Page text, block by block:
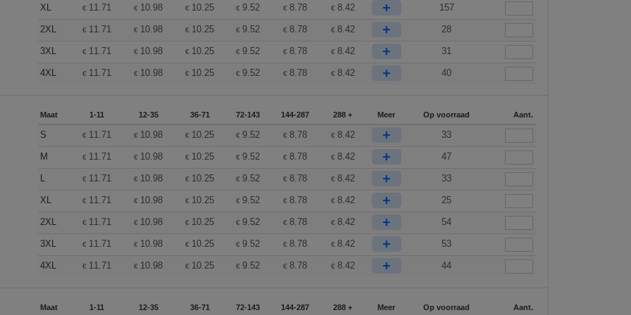
XL € 11.71 € 10.98 € 10.25 € 9.52 €8.78 € 8.42 + 157
2XL € 11.71 € 10.98 € 10.25 € 9.52 €8.78 € 8.42 + 28
3XL € 11.71 € 10.98 € 10.25 € 9.52 €8.78 € 8.42 + 31
4XL € 11.71 € 10.98 € 10.25 € 9.52 €8.78 € 8.42 + 40
Maat 1-11 12-35 36-71 72-143 144-287 288 + Meer Op voorraad Aant.
S € 11.71 € 10.98 € 10.25 € 9.52 €8.78 € 8.42 + 33
M € 11.71 € 10.98 € 10.25 € 9.52 €8.78 € 8.42 + 47
L € 11.71 € 10.98 € 10.25 € 9.52 €8.78 € 8.42 + 33
XL € 11.71 € 10.98 € 10.25 € 9.52 €8.78 € 8.42 + 25
2XL € 11.71 € 10.98 € 10.25 € 9.52 €8.78 € 8.42 + 54
3XL € 11.71 € 10.98 € 10.25 € 9.52 €8.78 € 8.42 + 53
4XL € 11.71 € 10.98 € 10.25 € 9.52 €8.78 € 8.42 + 44
Maat 1-11 12-35 36-71 72-143 144-287 288 + Meer Op voorraad Aant.